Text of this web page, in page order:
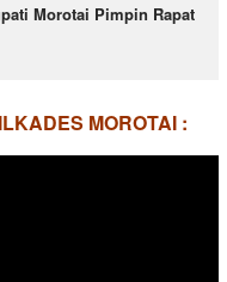
Morotai Pimpin Rapat
MOROTAI :